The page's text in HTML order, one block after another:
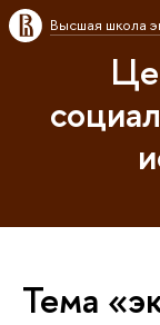
Высшая школа
Тема